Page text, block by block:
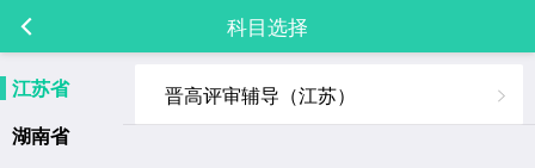
科目选择
江苏省
湖南省
晋高评审辅导（江苏）